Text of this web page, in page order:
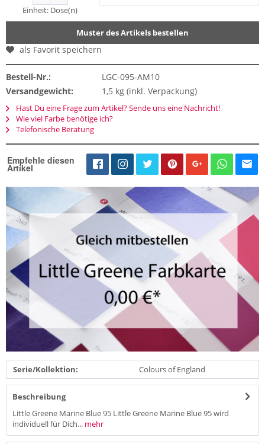
Einheit: Dose(n)
Muster des Artikels bestellen
als Favorit speichern
Bestell-Nr.:
LGC-095-AM10
Versandgewicht:
1,5 kg (inkl. Verpackung)
Hast Du eine Frage zum Artikel? Sende uns eine Nachricht!
Wie viel Farbe benötige ich?
Telefonische Beratung
Empfehle diesen
Artikel
Serie/Kollektion: Colours of England
Beschreibung
Little Greene Marine Blue 95 Little Greene Marine Blue 95 wird
individuell für Dich... mehr